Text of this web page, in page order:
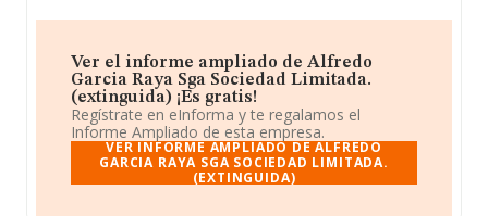
Ver el informe ampliado de Alfredo
Garcia Raya Sga Sociedad Limitada.
(extinguida) ¡Es gratis!
Regístrate en eInforma y te regalamos el
Informe Ampliado de esta empresa.
VER INFORME AMPLIADO DE ALFREDO
GARCIA RAYA SGA SOCIEDAD LIMITADA.
(EXTINGUIDA)